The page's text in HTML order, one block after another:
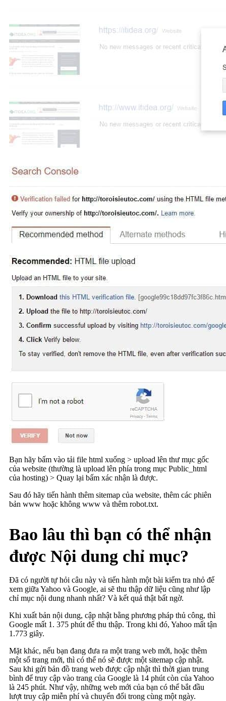
Bạn hãy bấm vào tải file html xuống > upload lên thư mục gốc
của website (thường là upload lên phía trong mục Public_html
của hosting) > Quay lại bấm xác nhận là được.
Sau đó hãy tiến hành thêm sitemap của website, thêm các phiên
bản www hoặc không www và thêm robot.txt.
Bao lâu thì bạn có thể nhận
được Nội dung chỉ mục?
Đã có người tự hỏi câu này và tiến hành một bài kiểm tra nhỏ để
xem giữa Yahoo và Google, ai sẽ thu thập dữ liệu cũng như lập
chỉ mục nội dung nhanh nhất? Và kết quả thật bất ngờ.
Khi xuất bản nội dung, cập nhật bằng phương pháp thủ công, thì
Google mất 1. 375 phút để thu thập. Trong khi đó, Yahoo mất tận
1.773 giây.
Mặt khác, nếu bạn đang đưa ra một trang web mới, hoặc thêm
một số trang mới, thì có thể nó sẽ được một sitemap cập nhật.
Sau khi gửi bản đồ trang web được cập nhật thì thời gian trung
bình để truy cập vào trang của Google là 14 phút còn của Yahoo
là 245 phút. Như vậy, những web mới của bạn có thể bắt đầu
lượt truy cập miễn phí và chuyển đổi trong cùng một ngày.